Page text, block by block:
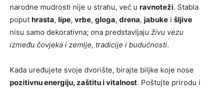
narodne mudrosti nije u strahu, već u ravnoteži. Stabla
poput hrasta, lipe, vrbe, gloga, drena, jabuke i šljive
nisu samo dekorativna; ona predstavljaju živu vezu
između čovjeka i zemlje, tradicije i budućnosti.
Kada uređujete svoje dvorište, birajte biljke koje nose
pozitivnu energiju, zaštitu i vitalnost. Poštujte prirodu i